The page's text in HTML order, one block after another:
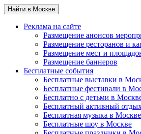
Найти в Москве
Реклама на сайте
Размещение анонсов
Размещение ресторанов и
Размещение мест и
Размещение баннеров
Бесплатные события
Бесплатные выставки в
Бесплатные фестивали в
Бесплатно с детьми в
Бесплатный активный
Бесплатная музыка в Москве
Бесплатные шоу в Москве